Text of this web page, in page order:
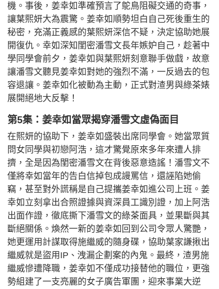
機。事後，姜幸如準確預言了鴕鳥阻礙交通的奇事，
讓葉熙妍大為震驚。姜幸如順勢坦白自己死後重生的
秘密，充滿正義感的葉熙妍深信不疑，決定協助她展
開復仇。幸如深知閨密潘雪文長年嫉妒自己，趁著中
學同學會前夕，姜幸如與葉熙妍刻意聯手做戲，故意
讓潘雪文聽見姜幸如對她的強烈不滿，一反過去的包
容退讓。姜幸如化被動為主動，正式對渣男與綠茶婊
展開絕地大反擊！
第5集：姜幸如當眾揭穿潘雪文虛偽面目
在熙妍的協助下，姜幸如盛裝出席同學會。她當眾質
問女同學與初戀阿浩，這才驚覺原來多年來遭人排
擠，全是因為閨密潘雪文在背後惡意造謠！潘雪文不
僅將幸如當年的告白信掉包成謾罵信，還誣陷她偷
竊，甚至對外謊稱是自己提攜姜幸如進公司上班。姜
幸如立刻拿出合照證據與資深員工識別證，加上阿浩
出面作證，徹底撕下潘雪文的綠茶面具，並果斷與其
斷絕關係。煥然一新的姜幸如回到公司令眾人驚艷，
她更運用計謀取得施繼威的隨身碟，協助葉家謙揪出
繼威就是盜用IP、洩漏企劃案的內鬼。最終，渣男施
繼威慘遭降職，姜幸如不僅成功接替他的職位，更強
勢組建了一支亮麗的女子廣告軍團，迎來事業大逆